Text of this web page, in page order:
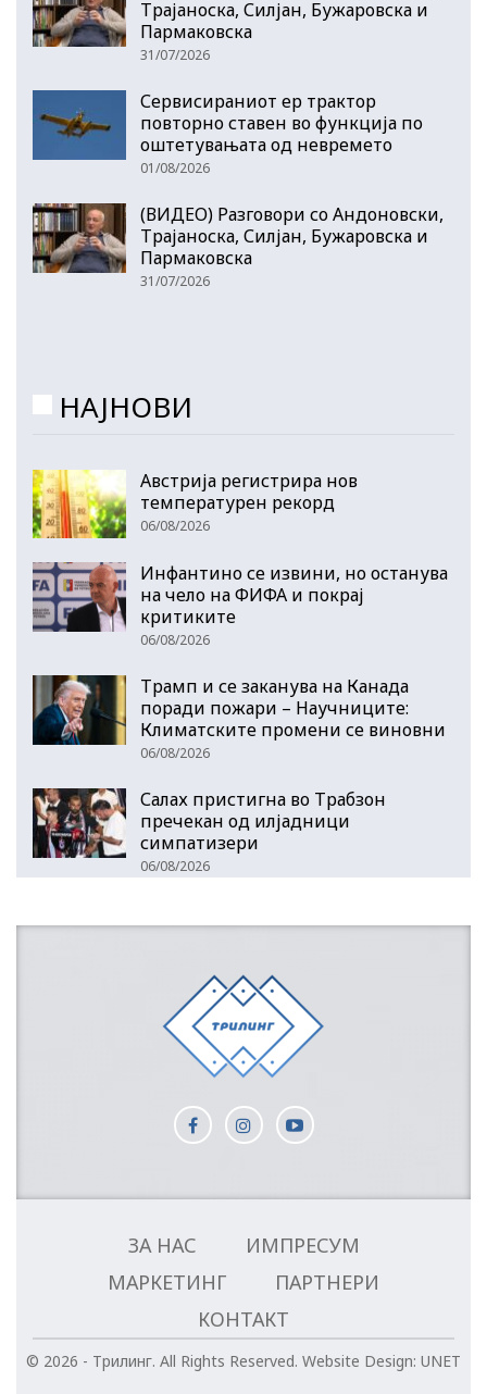
Трајаноска, Силјан, Бужаровска и
Пармаковска
31/07/2026
Сервисираниот ер трактор
повторно ставен во функција по
оштетувањата од невремето
01/08/2026
(ВИДЕО) Разговори со Андоновски,
Трајаноска, Силјан, Бужаровска и
Пармаковска
31/07/2026
НАЈНОВИ
Австрија регистрира нов
температурен рекорд
06/08/2026
Инфантино се извини, но останува
на чело на ФИФА и покрај
критиките
06/08/2026
Трамп и се заканува на Канада
поради пожари – Научниците:
Климатските промени се виновни
06/08/2026
Салах пристигна во Трабзон
пречекан од илјадници
симпатизери
06/08/2026
ЗА НАС
ИМПРЕСУМ
МАРКЕТИНГ
ПАРТНЕРИ
КОНТАКТ
© 2026 - Трилинг. All Rights Reserved. Website Design: UNET